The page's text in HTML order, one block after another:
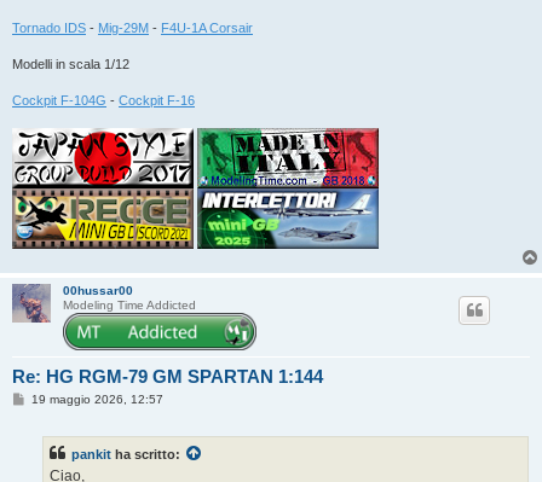
Tornado IDS - Mig-29M - F4U-1A Corsair
Modelli in scala 1/12
Cockpit F-104G - Cockpit F-16
00hussar00
Modeling Time Addicted
Re: HG RGM-79 GM SPARTAN 1:144
M
19 maggio 2026, 12:57
pankit ha scritto:
Ciao,